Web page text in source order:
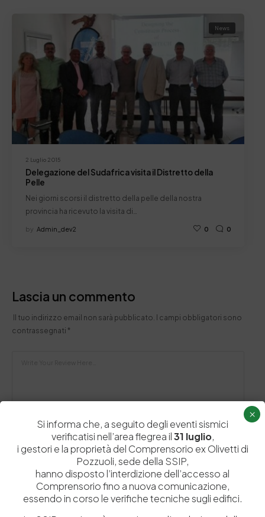
2 Luglio 2015
News
Delegazione del Sudafrica visita il Distretto della
Pelle
Nei giorni scorsi il distretto della pelle della nostra
provincia ha ricevuto la visita di…
by Admin_dev2 0 0
Lascia un commento
Il tuo indirizzo email non sarà pubblicato. I campi obbligatori sono
contrassegnati *
Salva il mio nome, email e sito web in questo browser per la
Si informa che, a seguito degli eventi sismici
verificatisi nell’area flegrea il31 luglio,
i gestori e la proprietà del Comprensorio ex Olivetti di
Pozzuoli, sede della SSIP,
hanno disposto l’interdizione dell’accesso al
Comprensorio fino a nuova comunicazione,
essendo in corso le verifiche tecniche sugli edifici.
×